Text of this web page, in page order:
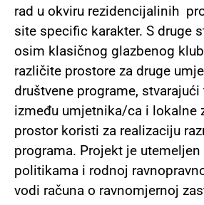
rad u okviru rezidencijalinih
site specific karakter. S druge
osim klasičnog glazbenog
različite prostore za druge
društvene programe,
između umjetnika/ca i lokalne
prostor koristi za realizaciju
programa. Projekt je
politikama i rodnoj
vodi računa o ravnomjernoj